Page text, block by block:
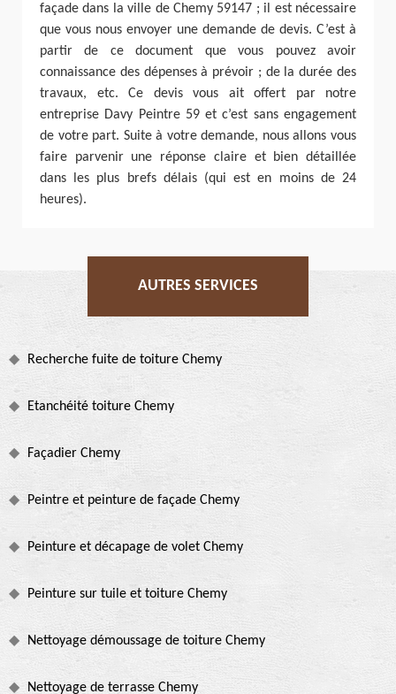
façade dans la ville de Chemy 59147 ; il est nécessaire
que vous nous envoyer une demande de devis. C’est à
partir de ce document que vous pouvez avoir
connaissance des dépenses à prévoir ; de la durée des
travaux, etc. Ce devis vous ait offert par notre
entreprise Davy Peintre 59 et c’est sans engagement
de votre part. Suite à votre demande, nous allons vous
faire parvenir une réponse claire et bien détaillée
dans les plus brefs délais (qui est en moins de 24
heures).
AUTRES SERVICES
Recherche fuite de toiture Chemy
Etanchéité toiture Chemy
Façadier Chemy
Peintre et peinture de façade Chemy
Peinture et décapage de volet Chemy
Peinture sur tuile et toiture Chemy
Nettoyage démoussage de toiture Chemy
Nettoyage de terrasse Chemy